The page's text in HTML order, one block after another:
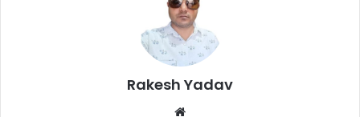
Rakesh Yadav